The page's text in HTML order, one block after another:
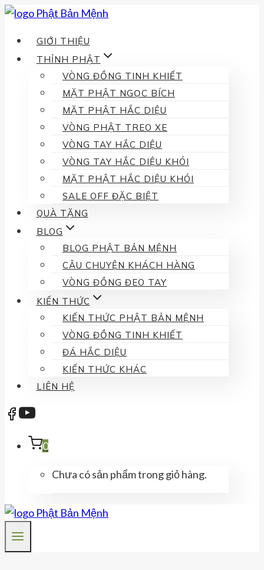
Skip
contentGIỚI THIỆU
THỈNH PHẬT
VÒNG ĐỒNG TINH KHIẾT
MẶT PHẬT NGỌC BÍCH
MẶT PHẬT HẮC DIỆU
VÒNG PHẬT TREO XE
VÒNG TAY HẮC DIỆU
VÒNG TAY HẮC DIỆU KHÓI
MẶT PHẬT HẮC DIỆU KHÓI
SALE OFF ĐẶC BIỆT
QUÀ TẶNG
BLOG
BLOG PHẬT BẢN MỆNH
CÂU CHUYỆN KHÁCH HÀNG
VÒNG ĐỒNG ĐEO TAY
KIẾN THỨC
KIẾN THỨC PHẬT BẢN MỆNH
VÒNG ĐỒNG TINH KHIẾT
ĐÁ HẮC DIỆU
KIẾN THỨC KHÁC
LIÊN HỆ
0
Chưa có sản phẩm trong giỏ hàng.